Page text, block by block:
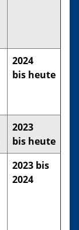
2024
bis heute
2023
bis heute
2023 bis
2024